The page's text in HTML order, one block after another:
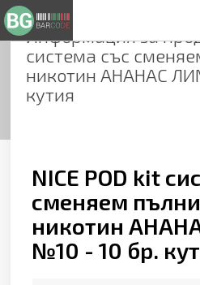
Информация за
система със
никотин АНАНАС
кутия
NICE POD kit
сменяем
никотин
№10 - 10 бр.
Общи
Декларация за